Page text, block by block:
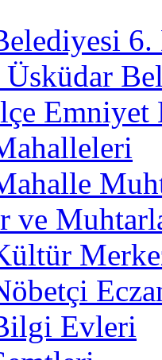
6.
Üsküdar
ve
Evleri